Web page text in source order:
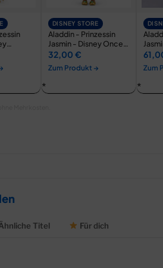
Doll
DISNEY STORE
Aladdin - Prinzessin
Jasmin - Disney Once
Upon a Story…
32,00 €
Zum Produkt → Zum
Titel Für dich